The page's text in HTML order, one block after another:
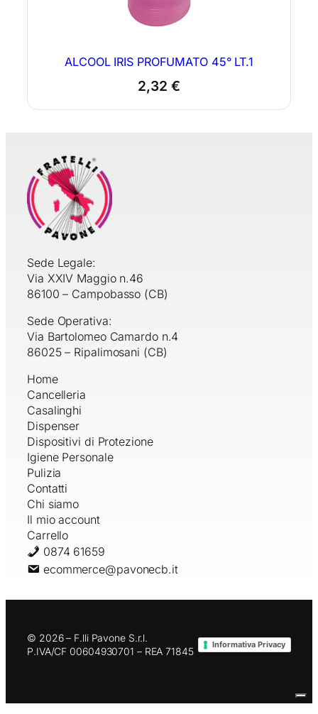
ALCOOL IRIS PROFUMATO 45° LT.1
2,32 €
Sede Legale:
Via XXIV Maggio n.46
86100 – Campobasso (CB)
Sede Operativa:
Via Bartolomeo Camardo n.4
86025 – Ripalimosani (CB)
Home
Cancelleria
Casalinghi
Dispenser
Dispositivi di Protezione
Igiene Personale
Pulizia
Contatti
Chi siamo
Il mio account
Carrello
0874 61659
ecommerce@pavonecb.it
© 2026 – F.lli Pavone S.r.l.
P.IVA/CF 00604930701 – REA 71845
Informativa Privacy